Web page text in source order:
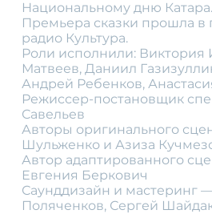
Национальному дню Катара.
Премьера сказки прошла
радио Культура.
Роли исполнили: Виктория
Матвеев, Даниил
Андрей Ребенков,
Режиссер-постановщик
Савельев
Авторы оригинального
Шульженко и Азиза
Автор адаптированного
Евгения Беркович
Саунддизайн и мастеринг
Поляченков, Сергей